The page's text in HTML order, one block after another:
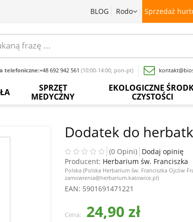
BLOG Rodo Sprzedaż
telefoniczne:+48 692 942 561 (10:00-14:00, pon-pt)
SPRZĘT
MEDYCZNY
bezdotykowe
Pochłaniacze
Ciśnieniomierze
Szczoteczki
EKOLOGICZNE
CZYSTOŚCI
do
mycia
Proszki
do
prania
Dodatek do
(0 Opini) Dodaj opinię
Producent: Herbarium św. Franciszka
Polska (Polska Herbarium św. Franciszka Ojców
zamowienia@herbarium.katowice.pl)
EAN: 5901691471221
Cena: 24,90 zł